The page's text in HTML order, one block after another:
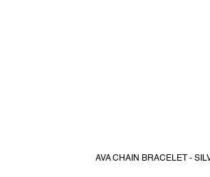
AVA CHAIN BRACELET -